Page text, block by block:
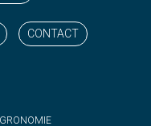
CONTACT